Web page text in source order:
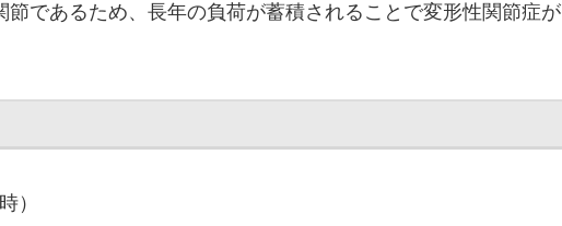
であるため、長年の負荷が蓄積されることで変形性関節症が
）